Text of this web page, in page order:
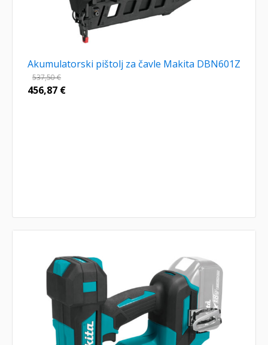
Akumulatorski pištolj za čavle Makita DBN601Z
537,50€
456,87 €